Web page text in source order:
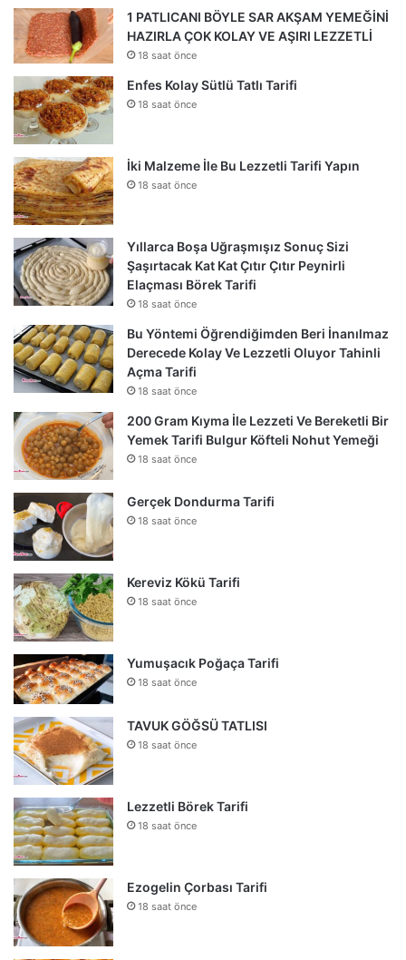
1 PATLICANI BÖYLE SAR AKŞAM YEMEĞİNİ
HAZIRLA ÇOK KOLAY VE AŞIRI LEZZETLİ
18 saat önce
Enfes Kolay Sütlü Tatlı Tarifi
18 saat önce
İki Malzeme İle Bu Lezzetli Tarifi Yapın
18 saat önce
Yıllarca Boşa Uğraşmışız Sonuç Sizi
Şaşırtacak Kat Kat Çıtır Çıtır Peynirli
Elaçması Börek Tarifi
18 saat önce
Bu Yöntemi Öğrendiğimden Beri İnanılmaz
Derecede Kolay Ve Lezzetli Oluyor Tahinli
Açma Tarifi
18 saat önce
200 Gram Kıyma İle Lezzeti Ve Bereketli Bir
Yemek Tarifi Bulgur Köfteli Nohut Yemeği
18 saat önce
Gerçek Dondurma Tarifi
18 saat önce
Kereviz Kökü Tarifi
18 saat önce
Yumuşacık Poğaça Tarifi
18 saat önce
TAVUK GÖĞSÜ TATLISI
18 saat önce
Lezzetli Börek Tarifi
18 saat önce
Ezogelin Çorbası Tarifi
18 saat önce